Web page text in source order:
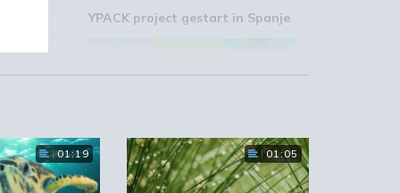
YPACK project gestart in Spanje
‘Grote groeikansen Europese
markt voor biobased producten’
01:19 01:05